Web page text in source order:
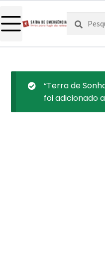
Pesquisar
por:
Pesquisa
“Terra de
foi adicionado